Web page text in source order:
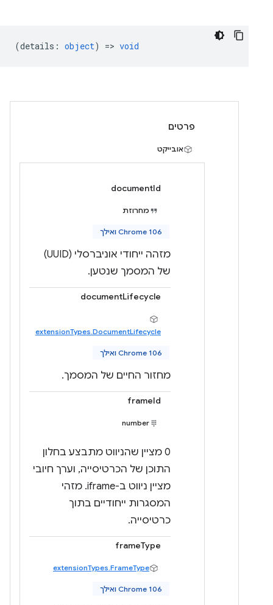
(details : object) => void
פרטים
אובייקט
documentId
מחרוזת
Chrome 106 ואילך
מזהה ייחודי אוניברסלי (UUID)
של המסמך שנטען.
documentLifecycle
extensionTypes.DocumentLifecycle
Chrome 106 ואילך
מחזור החיים של המסמך.
frameId
number
‫0 מציין שהניווט מתבצע בחלון
התוכן של הכרטיסייה, וערך חיובי
מציין ניווט ב-iframe. מזהי
המסגרות ייחודיים בתוך
כרטיסייה.
frameType
extensionTypes.FrameType
Chrome 106 ואילך